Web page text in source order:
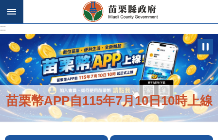
跳到主要內容區塊
:::
苗栗幣APP自115年7月10日10時上線